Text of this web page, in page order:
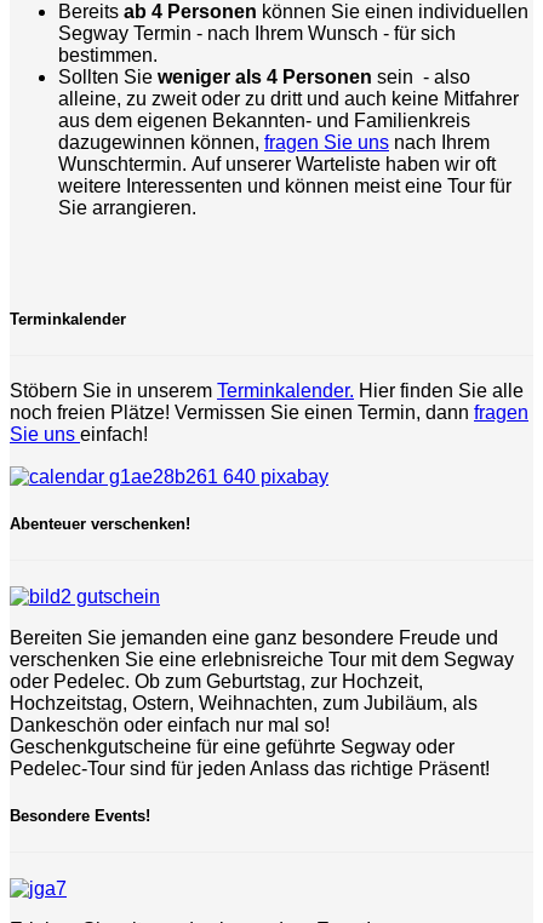
Bereits ab 4 Personen können Sie einen individuellen
Segway Termin - nach Ihrem Wunsch - für sich
bestimmen.
Sollten Sie weniger als 4 Personen sein - also
alleine, zu zweit oder zu dritt und auch keine Mitfahrer
aus dem eigenen Bekannten- und Familienkreis
dazugewinnen können, fragen Sie uns nach Ihrem
Wunschtermin. Auf unserer Warteliste haben wir oft
weitere Interessenten und können meist eine Tour für
Sie arrangieren.
Terminkalender
Stöbern Sie in unserem Terminkalender. Hier finden Sie alle
noch freien Plätze! Vermissen Sie einen Termin, dann fragen
Sie uns einfach!
Abenteuer verschenken!
Bereiten Sie jemanden eine ganz besondere Freude und
verschenken Sie eine erlebnisreiche Tour mit dem Segway
oder Pedelec. Ob zum Geburtstag, zur Hochzeit,
Hochzeitstag, Ostern, Weihnachten, zum Jubiläum, als
Dankeschön oder einfach nur mal so!
Geschenkgutscheine für eine geführte Segway oder
Pedelec-Tour sind für jeden Anlass das richtige Präsent!
Besondere Events!